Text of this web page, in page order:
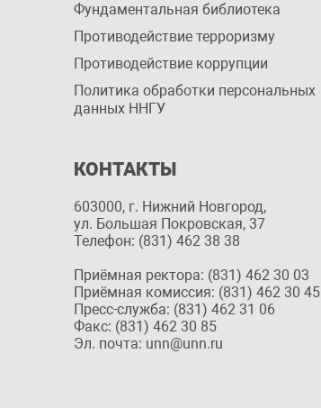
Фундаментальная библиотека
Противодействие терроризму
Противодействие коррупции
Политика обработки персональных
данных ННГУ
КОНТАКТЫ
603000, г. Нижний Новгород,
ул. Большая Покровская, 37
Телефон: (831) 462 38 38
Приёмная ректора: (831) 462 30 03
Приёмная комиссия: (831) 462 30 45
Пресс-служба: (831) 462 31 06
Факс: (831) 462 30 85
Эл. почта: unn@unn.ru